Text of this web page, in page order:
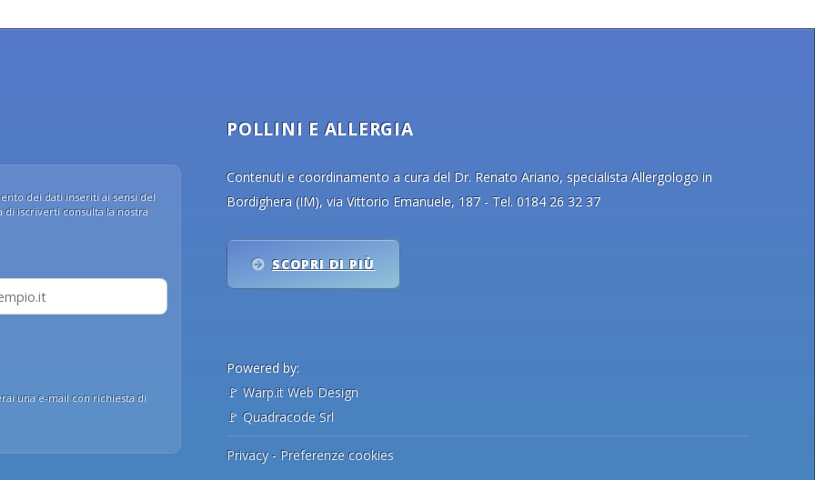
dei dati inseriti ai sensi del
di iscriverti consulta la nostra
una e-mail con richiesta di
POLLINI E ALLERGIA
Contenuti e coordinamento a cura del Dr. Renato Ariano, specialista Allergologo in
Bordighera (IM), via Vittorio Emanuele, 187 - Tel. 0184 26 32 37
SCOPRI DI PIÙ
Powered by:
🚩Warp.it Web Design
🚩 Quadracode Srl
Privacy - Preferenze cookies